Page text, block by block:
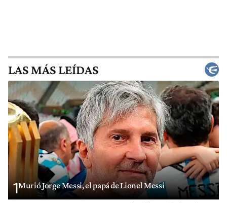
LAS MÁS LEÍDAS
1Murió Jorge Messi, el papá de Lionel Messi